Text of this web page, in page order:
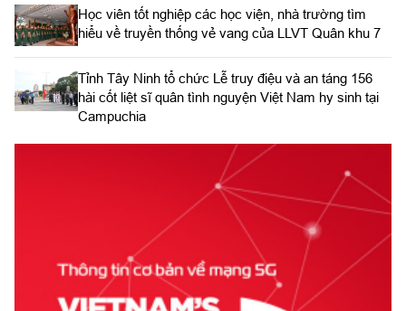
Học viên tốt nghiệp các học viện, nhà trường tìm
hiểu về truyền thống vẻ vang của LLVT Quân khu 7
​Tỉnh Tây Ninh tổ chức Lễ truy điệu và an táng 156
hài cốt liệt sĩ quân tình nguyện Việt Nam hy sinh tại
Campuchia